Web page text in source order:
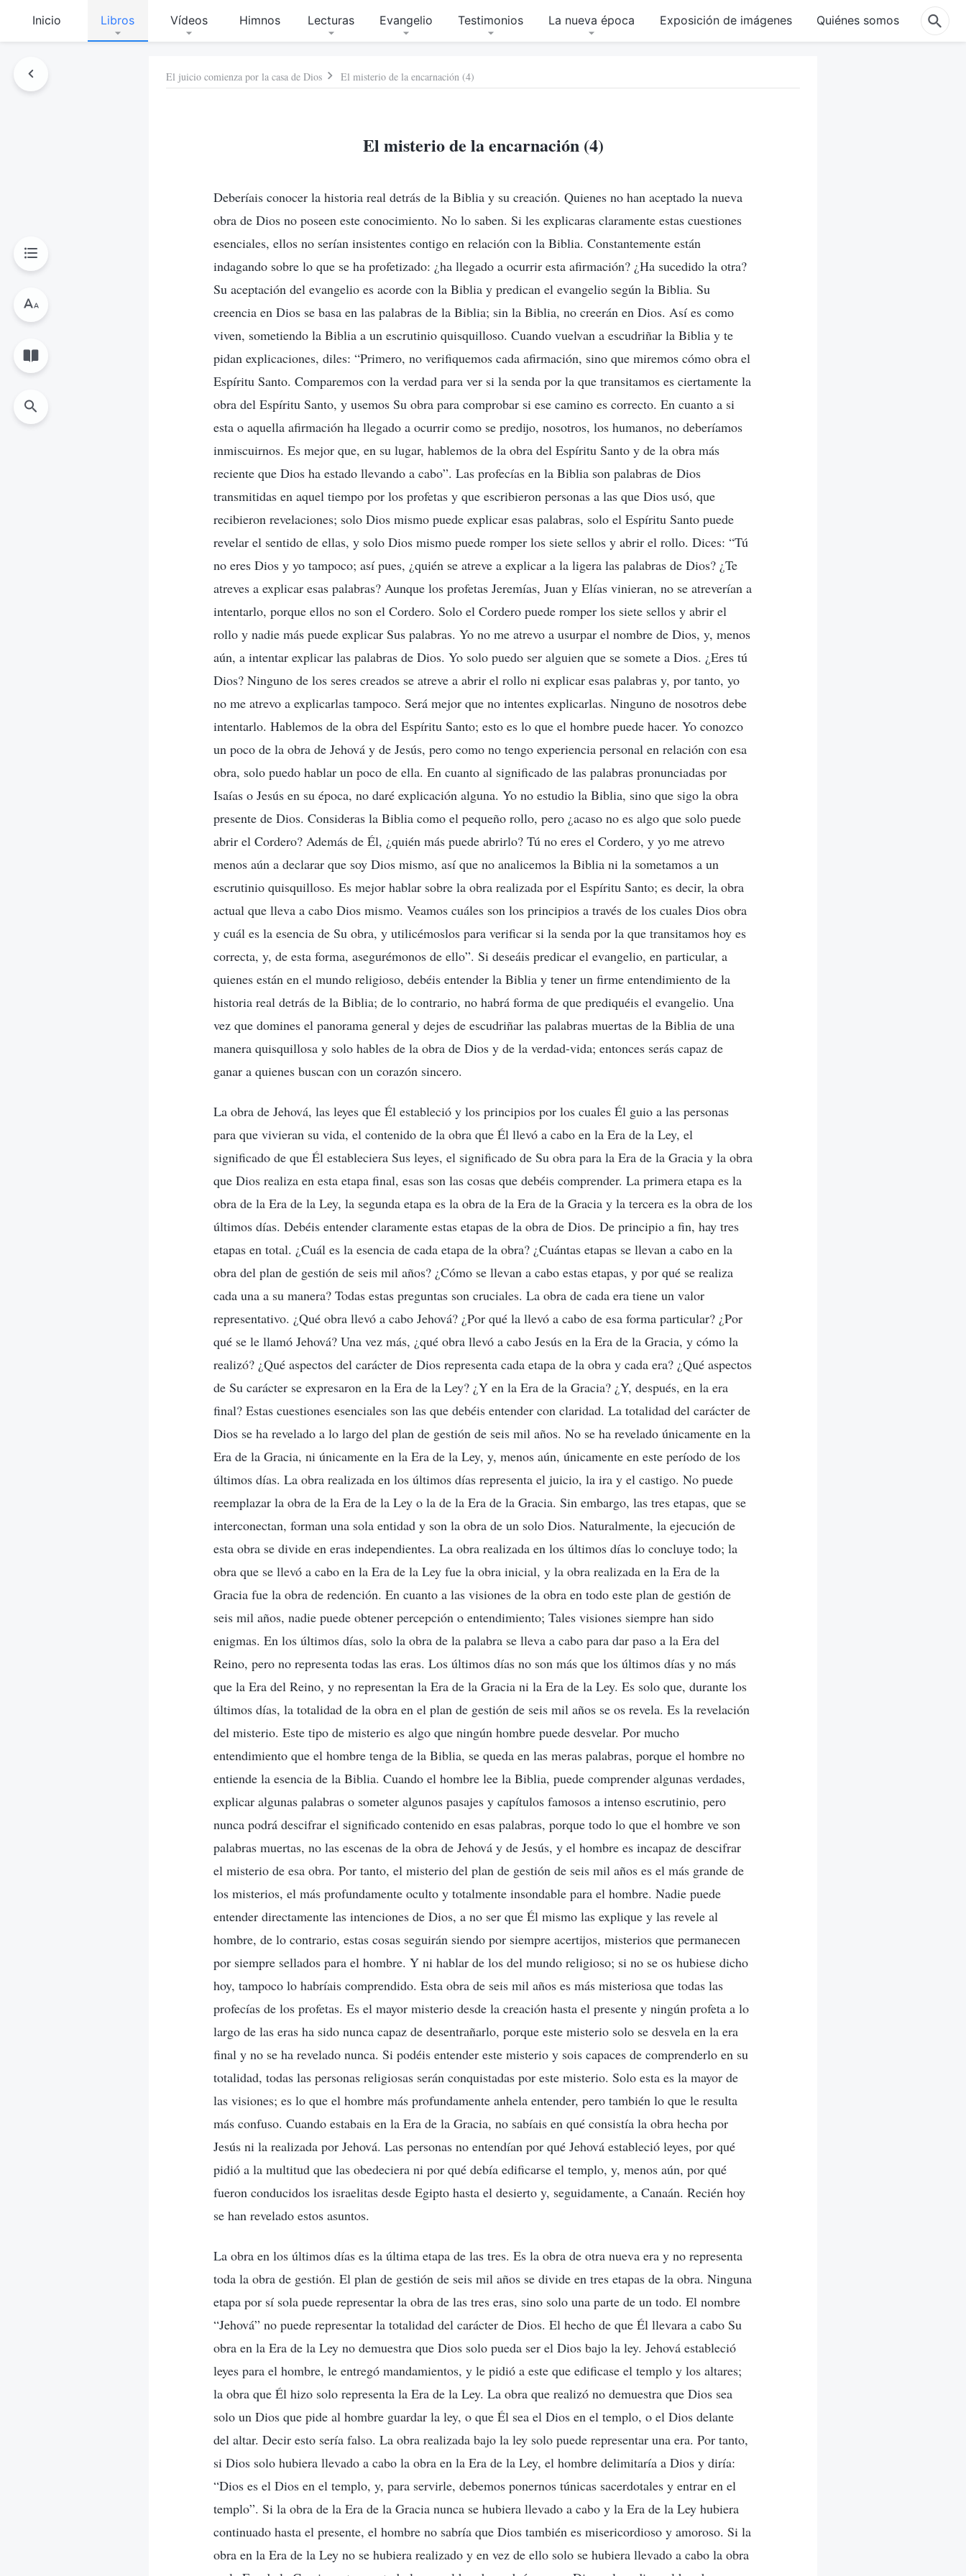
Inicio Libros Vídeos Himnos Lecturas Evangelio Testimonios La nueva época Exposición de imágenes Quiénes somos
El juicio comienza por la casa de Dios El misterio de la encarnación (4)
El misterio de la encarnación (4)
Deberíais conocer la historia real detrás de la Biblia y su creación. Quienes no han aceptado la nueva
obra de Dios no poseen este conocimiento. No lo saben. Si les explicaras claramente estas cuestiones
esenciales, ellos no serían insistentes contigo en relación con la Biblia. Constantemente están
indagando sobre lo que se ha profetizado: ¿ha llegado a ocurrir esta afirmación? ¿Ha sucedido la otra?
Su aceptación del evangelio es acorde con la Biblia y predican el evangelio según la Biblia. Su
creencia en Dios se basa en las palabras de la Biblia; sin la Biblia, no creerán en Dios. Así es como
viven, sometiendo la Biblia a un escrutinio quisquilloso. Cuando vuelvan a escudriñar la Biblia y te
pidan explicaciones, diles: “Primero, no verifiquemos cada afirmación, sino que miremos cómo obra el
Espíritu Santo. Comparemos con la verdad para ver si la senda por la que transitamos es ciertamente la
obra del Espíritu Santo, y usemos Su obra para comprobar si ese camino es correcto. En cuanto a si
esta o aquella afirmación ha llegado a ocurrir como se predijo, nosotros, los humanos, no deberíamos
inmiscuirnos. Es mejor que, en su lugar, hablemos de la obra del Espíritu Santo y de la obra más
reciente que Dios ha estado llevando a cabo”. Las profecías en la Biblia son palabras de Dios
transmitidas en aquel tiempo por los profetas y que escribieron personas a las que Dios usó, que
recibieron revelaciones; solo Dios mismo puede explicar esas palabras, solo el Espíritu Santo puede
revelar el sentido de ellas, y solo Dios mismo puede romper los siete sellos y abrir el rollo. Dices: “Tú
no eres Dios y yo tampoco; así pues, ¿quién se atreve a explicar a la ligera las palabras de Dios? ¿Te
atreves a explicar esas palabras? Aunque los profetas Jeremías, Juan y Elías vinieran, no se atreverían a
intentarlo, porque ellos no son el Cordero. Solo el Cordero puede romper los siete sellos y abrir el
rollo y nadie más puede explicar Sus palabras. Yo no me atrevo a usurpar el nombre de Dios, y, menos
aún, a intentar explicar las palabras de Dios. Yo solo puedo ser alguien que se somete a Dios. ¿Eres tú
Dios? Ninguno de los seres creados se atreve a abrir el rollo ni explicar esas palabras y, por tanto, yo
no me atrevo a explicarlas tampoco. Será mejor que no intentes explicarlas. Ninguno de nosotros debe
intentarlo. Hablemos de la obra del Espíritu Santo; esto es lo que el hombre puede hacer. Yo conozco
un poco de la obra de Jehová y de Jesús, pero como no tengo experiencia personal en relación con esa
obra, solo puedo hablar un poco de ella. En cuanto al significado de las palabras pronunciadas por
Isaías o Jesús en su época, no daré explicación alguna. Yo no estudio la Biblia, sino que sigo la obra
presente de Dios. Consideras la Biblia como el pequeño rollo, pero ¿acaso no es algo que solo puede
abrir el Cordero? Además de Él, ¿quién más puede abrirlo? Tú no eres el Cordero, y yo me atrevo
menos aún a declarar que soy Dios mismo, así que no analicemos la Biblia ni la sometamos a un
escrutinio quisquilloso. Es mejor hablar sobre la obra realizada por el Espíritu Santo; es decir, la obra
actual que lleva a cabo Dios mismo. Veamos cuáles son los principios a través de los cuales Dios obra
y cuál es la esencia de Su obra, y utilicémoslos para verificar si la senda por la que transitamos hoy es
correcta, y, de esta forma, asegurémonos de ello”. Si deseáis predicar el evangelio, en particular, a
quienes están en el mundo religioso, debéis entender la Biblia y tener un firme entendimiento de la
historia real detrás de la Biblia; de lo contrario, no habrá forma de que prediquéis el evangelio. Una
vez que domines el panorama general y dejes de escudriñar las palabras muertas de la Biblia de una
manera quisquillosa y solo hables de la obra de Dios y de la verdad-vida; entonces serás capaz de
ganar a quienes buscan con un corazón sincero.
La obra de Jehová, las leyes que Él estableció y los principios por los cuales Él guio a las personas
para que vivieran su vida, el contenido de la obra que Él llevó a cabo en la Era de la Ley, el
significado de que Él estableciera Sus leyes, el significado de Su obra para la Era de la Gracia y la obra
que Dios realiza en esta etapa final, esas son las cosas que debéis comprender. La primera etapa es la
obra de la Era de la Ley, la segunda etapa es la obra de la Era de la Gracia y la tercera es la obra de los
últimos días. Debéis entender claramente estas etapas de la obra de Dios. De principio a fin, hay tres
etapas en total. ¿Cuál es la esencia de cada etapa de la obra? ¿Cuántas etapas se llevan a cabo en la
obra del plan de gestión de seis mil años? ¿Cómo se llevan a cabo estas etapas, y por qué se realiza
cada una a su manera? Todas estas preguntas son cruciales. La obra de cada era tiene un valor
representativo. ¿Qué obra llevó a cabo Jehová? ¿Por qué la llevó a cabo de esa forma particular? ¿Por
qué se le llamó Jehová? Una vez más, ¿qué obra llevó a cabo Jesús en la Era de la Gracia, y cómo la
realizó? ¿Qué aspectos del carácter de Dios representa cada etapa de la obra y cada era? ¿Qué aspectos
de Su carácter se expresaron en la Era de la Ley? ¿Y en la Era de la Gracia? ¿Y, después, en la era
final? Estas cuestiones esenciales son las que debéis entender con claridad. La totalidad del carácter de
Dios se ha revelado a lo largo del plan de gestión de seis mil años. No se ha revelado únicamente en la
Era de la Gracia, ni únicamente en la Era de la Ley, y, menos aún, únicamente en este período de los
últimos días. La obra realizada en los últimos días representa el juicio, la ira y el castigo. No puede
reemplazar la obra de la Era de la Ley o la de la Era de la Gracia. Sin embargo, las tres etapas, que se
interconectan, forman una sola entidad y son la obra de un solo Dios. Naturalmente, la ejecución de
esta obra se divide en eras independientes. La obra realizada en los últimos días lo concluye todo; la
obra que se llevó a cabo en la Era de la Ley fue la obra inicial, y la obra realizada en la Era de la
Gracia fue la obra de redención. En cuanto a las visiones de la obra en todo este plan de gestión de
seis mil años, nadie puede obtener percepción o entendimiento; Tales visiones siempre han sido
enigmas. En los últimos días, solo la obra de la palabra se lleva a cabo para dar paso a la Era del
Reino, pero no representa todas las eras. Los últimos días no son más que los últimos días y no más
que la Era del Reino, y no representan la Era de la Gracia ni la Era de la Ley. Es solo que, durante los
últimos días, la totalidad de la obra en el plan de gestión de seis mil años se os revela. Es la revelación
del misterio. Este tipo de misterio es algo que ningún hombre puede desvelar. Por mucho
entendimiento que el hombre tenga de la Biblia, se queda en las meras palabras, porque el hombre no
entiende la esencia de la Biblia. Cuando el hombre lee la Biblia, puede comprender algunas verdades,
explicar algunas palabras o someter algunos pasajes y capítulos famosos a intenso escrutinio, pero
nunca podrá descifrar el significado contenido en esas palabras, porque todo lo que el hombre ve son
palabras muertas, no las escenas de la obra de Jehová y de Jesús, y el hombre es incapaz de descifrar
el misterio de esa obra. Por tanto, el misterio del plan de gestión de seis mil años es el más grande de
los misterios, el más profundamente oculto y totalmente insondable para el hombre. Nadie puede
entender directamente las intenciones de Dios, a no ser que Él mismo las explique y las revele al
hombre, de lo contrario, estas cosas seguirán siendo por siempre acertijos, misterios que permanecen
por siempre sellados para el hombre. Y ni hablar de los del mundo religioso; si no se os hubiese dicho
hoy, tampoco lo habríais comprendido. Esta obra de seis mil años es más misteriosa que todas las
profecías de los profetas. Es el mayor misterio desde la creación hasta el presente y ningún profeta a lo
largo de las eras ha sido nunca capaz de desentrañarlo, porque este misterio solo se desvela en la era
final y no se ha revelado nunca. Si podéis entender este misterio y sois capaces de comprenderlo en su
totalidad, todas las personas religiosas serán conquistadas por este misterio. Solo esta es la mayor de
las visiones; es lo que el hombre más profundamente anhela entender, pero también lo que le resulta
más confuso. Cuando estabais en la Era de la Gracia, no sabíais en qué consistía la obra hecha por
Jesús ni la realizada por Jehová. Las personas no entendían por qué Jehová estableció leyes, por qué
pidió a la multitud que las obedeciera ni por qué debía edificarse el templo, y, menos aún, por qué
fueron conducidos los israelitas desde Egipto hasta el desierto y, seguidamente, a Canaán. Recién hoy
se han revelado estos asuntos.
La obra en los últimos días es la última etapa de las tres. Es la obra de otra nueva era y no representa
toda la obra de gestión. El plan de gestión de seis mil años se divide en tres etapas de la obra. Ninguna
etapa por sí sola puede representar la obra de las tres eras, sino solo una parte de un todo. El nombre
“Jehová” no puede representar la totalidad del carácter de Dios. El hecho de que Él llevara a cabo Su
obra en la Era de la Ley no demuestra que Dios solo pueda ser el Dios bajo la ley. Jehová estableció
leyes para el hombre, le entregó mandamientos, y le pidió a este que edificase el templo y los altares;
la obra que Él hizo solo representa la Era de la Ley. La obra que realizó no demuestra que Dios sea
solo un Dios que pide al hombre guardar la ley, o que Él sea el Dios en el templo, o el Dios delante
del altar. Decir esto sería falso. La obra realizada bajo la ley solo puede representar una era. Por tanto,
si Dios solo hubiera llevado a cabo la obra en la Era de la Ley, el hombre delimitaría a Dios y diría:
“Dios es el Dios en el templo, y, para servirle, debemos ponernos túnicas sacerdotales y entrar en el
templo”. Si la obra de la Era de la Gracia nunca se hubiera llevado a cabo y la Era de la Ley hubiera
continuado hasta el presente, el hombre no sabría que Dios también es misericordioso y amoroso. Si la
obra en la Era de la Ley no se hubiera realizado y en vez de ello solo se hubiera llevado a cabo la obra